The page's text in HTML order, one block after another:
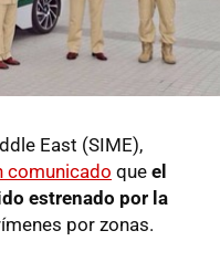
East (SIME),
comunicado que el
estrenado por la
por zonas.